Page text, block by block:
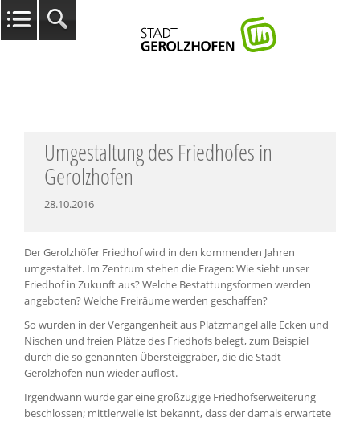
Umgestaltung des Friedhofes in
Gerolzhofen
28.10.2016
Der Gerolzhöfer Friedhof wird in den kommenden Jahren
umgestaltet. Im Zentrum stehen die Fragen: Wie sieht unser
Friedhof in Zukunft aus? Welche Bestattungsformen werden
angeboten? Welche Freiräume werden geschaffen?
So wurden in der Vergangenheit aus Platzmangel alle Ecken und
Nischen und freien Plätze des Friedhofs belegt, zum Beispiel
durch die so genannten Übersteiggräber, die die Stadt
Gerolzhofen nun wieder auflöst.
Irgendwann wurde gar eine großzügige Friedhofserweiterung
beschlossen; mittlerweile ist bekannt, dass der damals erwartete